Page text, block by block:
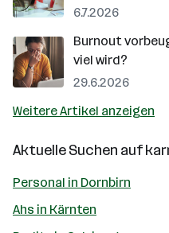
6.7.2026
Burnout
viel wird?
29.6.2026
Weitere Artikel anzeigen
Aktuelle Suchen auf
Personal in Dornbirn
Ahs in Kärnten